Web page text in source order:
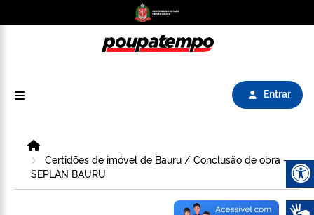
Entrar
Certidões de imóvel de Bauru / Conclusão de obra -
SEPLAN BAURU